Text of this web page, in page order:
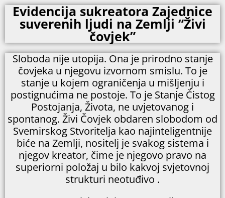
Evidencija sukreatora Zajednice
suverenih ljudi na Zemlji “Živi
čovjek”
Sloboda nije utopija. Ona je prirodno stanje
čovjeka u njegovu izvornom smislu. To je
stanje u kojem ograničenja u mišljenju i
postignućima ne postoje. To je Stanje Čistog
Postojanja, Života, ne uvjetovanog i
spontanog. Živi Čovjek obdaren slobodom od
Svemirskog Stvoritelja kao najinteligentnije
biće na Zemlji, nositelj je svakog sistema i
njegov kreator, čime je njegovo pravo na
superiorni položaj u bilo kakvoj svjetovnoj
strukturi neotuđivo .